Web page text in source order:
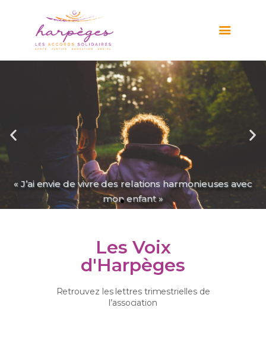
ACCUEIL
QUI SOMMES-NOUS ?
POUVONS-NOUS VOUS
AIDER ?
AGIR AVEC NOUS
ÇA SE PASSE CHEZ
HARPÈGES
NOUS CONTACTER
« J’ai envie de vivre des relations harmonieuses avec
mon enfant »
Les Voix
d'Harpèges
Retrouvez les lettres trimestrielles de
l’association